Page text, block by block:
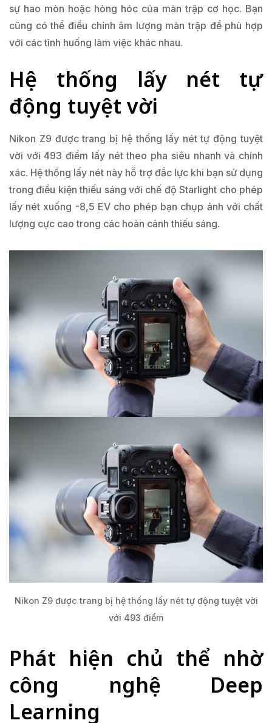
sự hao mòn hoặc hỏng hóc của màn trập cơ học. Bạn
cũng có thể điều chỉnh âm lượng màn trập để phù hợp
với các tình huống làm việc khác nhau.
Hệ thống lấy nét tự
động tuyệt vời
Nikon Z9 được trang bị hệ thống lấy nét tự động tuyệt
vời với 493 điểm lấy nét theo pha siêu nhanh và chính
xác. Hệ thống lấy nét này hỗ trợ đắc lực khi bạn sử dụng
trong điều kiện thiếu sáng với chế độ Starlight cho phép
lấy nét xuống -8,5 EV cho phép bạn chụp ảnh với chất
lượng cực cao trong các hoàn cảnh thiếu sáng.
Nikon Z9 được trang bị hệ thống lấy nét tự động tuyệt vời
với 493 điểm
Phát hiện chủ thể nhờ
công nghệ Deep
Learning